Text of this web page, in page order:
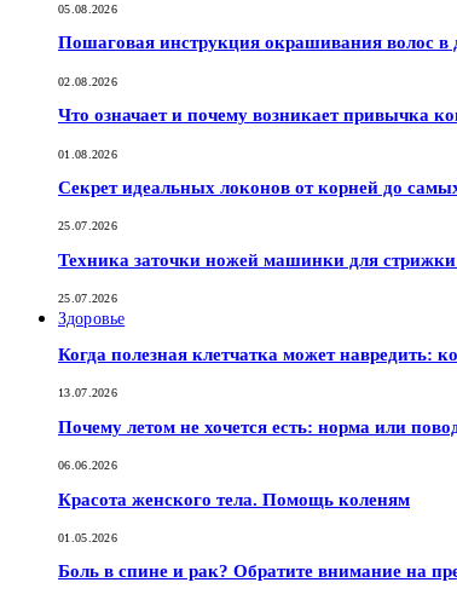
05.08.2026
Пошаговая инструкция окрашивания волос
02.08.2026
Что означает и почему возникает привычка
01.08.2026
Секрет идеальных локонов от корней до
25.07.2026
Техника заточки ножей машинки для
25.07.2026
Здоровье
Когда полезная клетчатка может навредить:
13.07.2026
Почему летом не хочется есть: норма или
06.06.2026
Красота женского тела. Помощь коленям
01.05.2026
Боль в спине и рак? Обратите внимание на